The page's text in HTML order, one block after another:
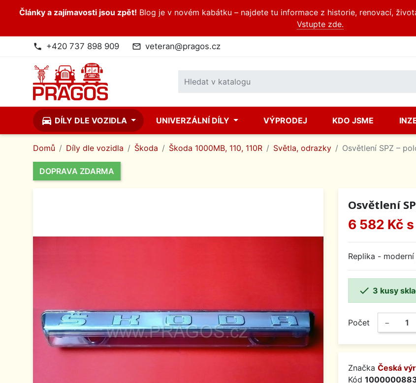
Články a zajímavosti jsou zpět! Blog je v novém kabátku – najdete tu informace z historie, renovací,
Vstupte zde.
phone +420 737 898 909 mail_outline veteran@pragos.cz
directions_car DÍLY DLE VOZIDLA UNIVERZÁLNÍ DÍLY VÝPRODEJ KDO JSME
Domů Díly dle vozidla Škoda Škoda 1000MB, 110, 110R Světla, odrazky Osvětlení SPZ –
DOPRAVA ZDARMA
Osvětlení
6 582 Kč
Replika -
 3 kusy
Počet −
Značka Česká
Kód